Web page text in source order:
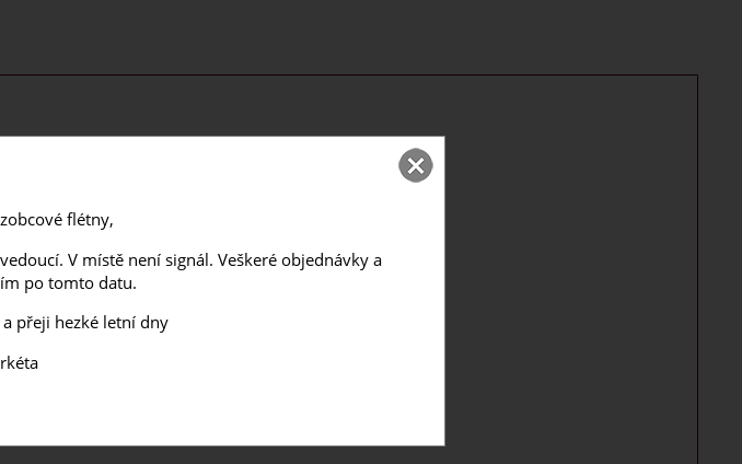
flétny,
V místě není signál. Veškeré objednávky a
po tomto datu.
přeji hezké letní dny